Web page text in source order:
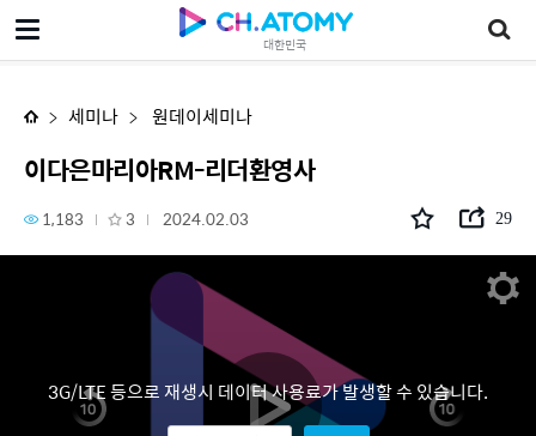
대한민국
이다은마리아RM-리더환영사
세미나 원데이세미나
이다은마리아RM-리더환영사
1,183 3 2024.02.03 29
3G/LTE 등으로 재생시 데이터 사용료가 발생할 수 있습니다.